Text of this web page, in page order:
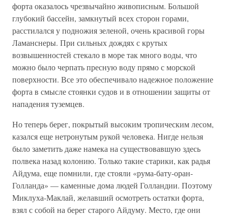
форта оказалось чрезвычайно живописным. Большой
глубокий бассейн, замкнутый всех сторон горами,
расстилался у подножия зеленой, очень красивой горы
Ламанснеры. При сильных дождях с крутых
возвышенностей стекало в море так много воды, что
можно было черпать пресную воду прямо с морской
поверхности. Все это обеспечивало надежное положение
форта в смысле стоянки судов и в отношении защиты от
нападения туземцев.
Но теперь берег, покрытый высоким тропическим лесом,
казался еще нетронутым рукой человека. Нигде нельзя
было заметить даже намека на существовавшую здесь
полвека назад колонию. Только такие старики, как радья
Айдума, еще помнили, где стояли «рума-бату-оран-
Голланда» — каменные дома людей Голландии. Поэтому
Миклуха-Маклай, желавший осмотреть остатки форта,
взял с собой на берег старого Айдуму. Место, где они